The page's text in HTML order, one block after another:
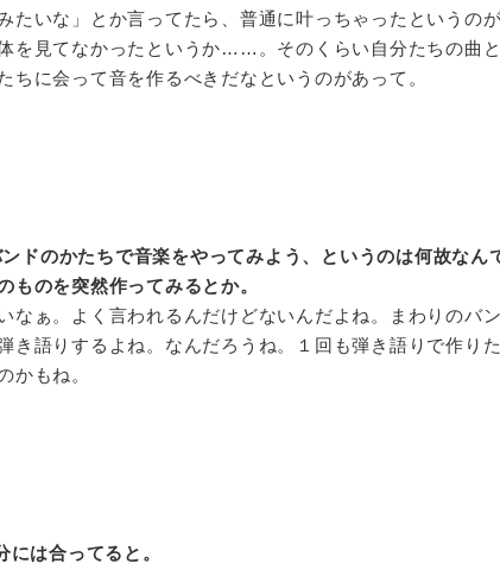
たいな」とか言ってたら、普通に叶っちゃったというの
を見てなかったというか……。そのくらい自分たちの曲
ちに会って音を作るべきだなというのがあって。
ドのかたちで音楽をやってみよう、というのは何故なん
のを突然作ってみるとか。
なぁ。よく言われるんだけどないんだよね。まわりのバ
き語りするよね。なんだろうね。１回も弾き語りで作り
かもね。
は合ってると。